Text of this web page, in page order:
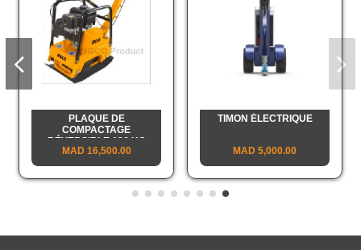
TIMON ÉLECTRIQUE
5,000.00 MAD
PLAQUE DE
COMPACTAGE
RÉVERSIBLE 126 KG
INGCO MOTEUR HONDA
16,500.00 MAD